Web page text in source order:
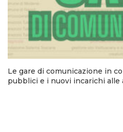
Le gare di comunicazione in
pubblici e i nuovi incarichi alle